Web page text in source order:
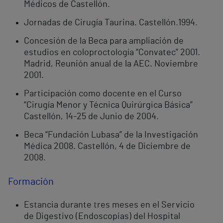
Médicos de Castellón.
Jornadas de Cirugía Taurina. Castellón.1994.
Concesión de la Beca para ampliación de
estudios en coloproctología “Convatec” 2001.
Madrid, Reunión anual de la AEC. Noviembre
2001.
Participación como docente en el Curso
“Cirugía Menor y Técnica Quirúrgica Básica”
Castellón, 14-25 de Junio de 2004.
Beca “Fundación Lubasa” de la Investigación
Médica 2008. Castellón, 4 de Diciembre de
2008.
Formación
Estancia durante tres meses en el Servicio
de Digestivo (Endoscopias) del Hospital